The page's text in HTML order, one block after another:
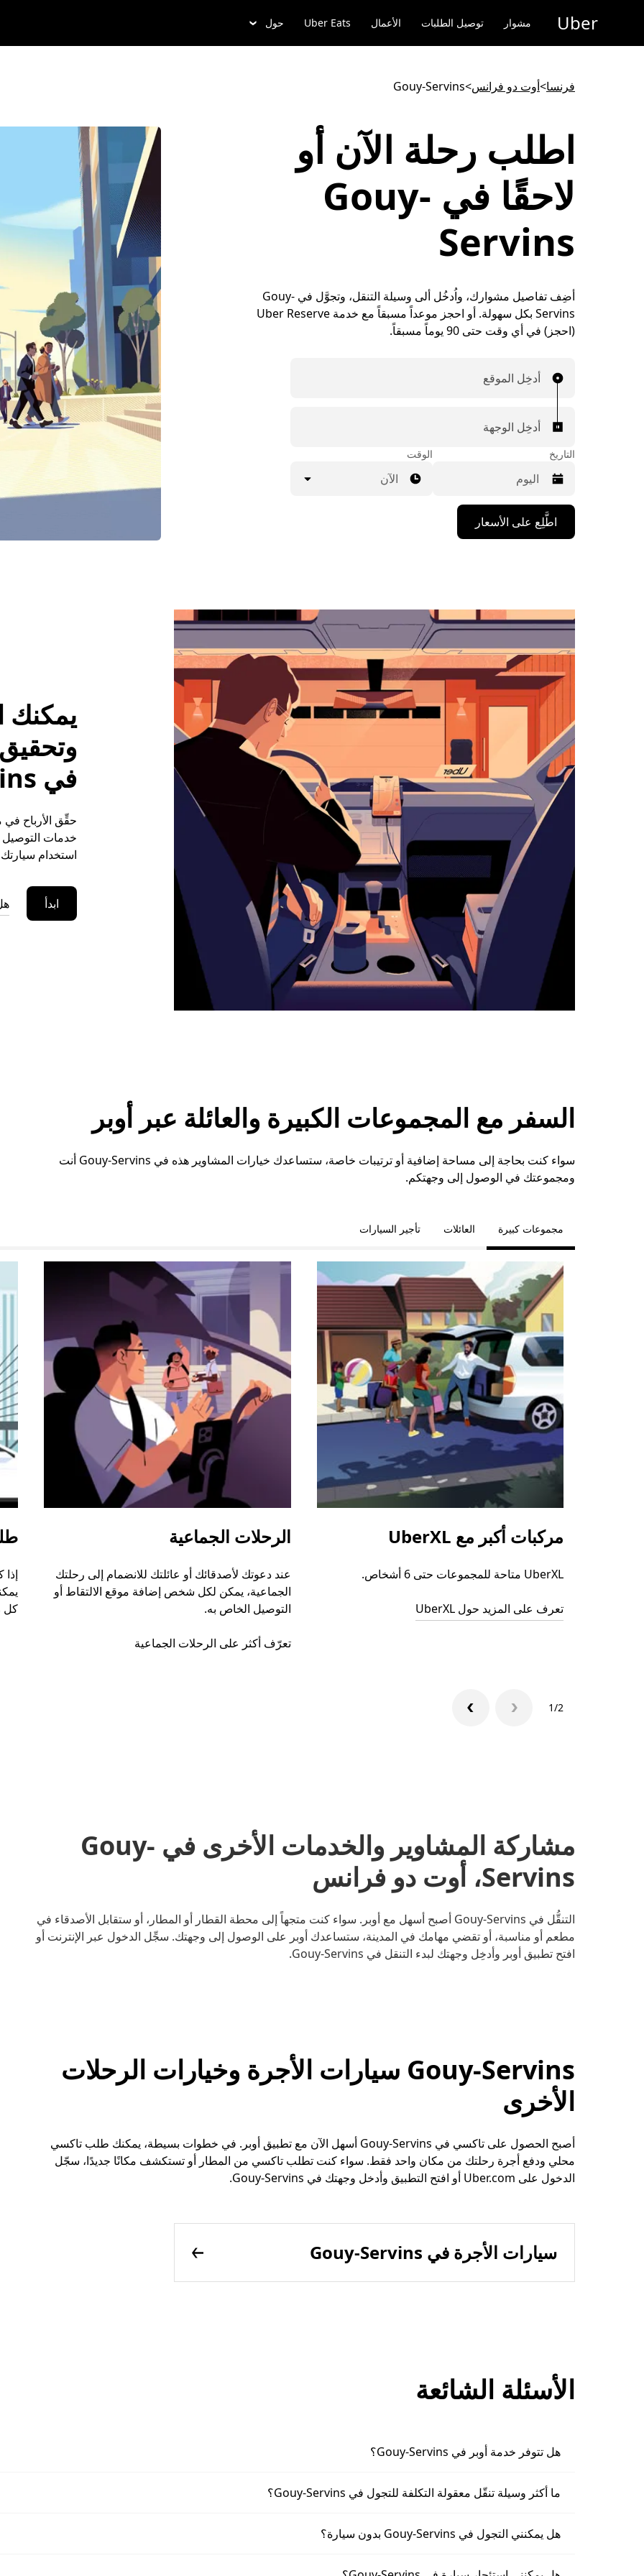
المحتوى
Uber مشوار توصيل الطلبات الأعمال Uber Eats حول
فرنسا>أوت دو فرانس>
Gouy-Servins
اطلب رحلة الآن أو
لاحقًا في Gouy-
Servins
أضِف تفاصيل مشوارك، واُدخُل ألى وسيلة التنقل، وتجوَّل في Gouy-
Servins بكل سهولة. أو احجز موعداً مسبقاً مع خدمة Uber Reserve
(احجز) في أي وقت حتى 90 يوماً مسبقاً.
أدخِل الموقع
أدخِل الوجهة
التاريخ
اضغط
على
مفتاح
التقويم
واختيار
اضغط
زر
الخروج
التقويم.
الوقت
الآن
اطَّلِع على الأسعار
يمكنك
في Gouy-Servins
خدمات التوصيل
استخدام
ابدأ
السفر مع المجموعات الكبيرة والعائلة عبر أوبر
سواء كنت بحاجة إلى مساحة إضافية أو ترتيبات خاصة، ستساعدك خيارات المشاوير هذه في Gouy-Servins أنت
ومجموعتك في الوصول إلى وجهتكم.
مجموعات كبيرة العائلات تأجير السيارات
مركبات أكبر مع UberXL
UberXL متاحة للمجموعات حتى 6 أشخاص.
تعرف على المزيد حول UberXL
الرحلات الجماعية
عند دعوتك لأصدقائك أو عائلتك للانضمام إلى رحلتك
الجماعية، يمكن لكل شخص إضافة موقع الالتقاط أو
التوصيل الخاص به.
تعرّف أكثر على الرحلات الجماعية
كل
1/2
مشاركة المشاوير والخدمات الأخرى في Gouy-
Servins، أوت دو فرانس
التنقُّل في Gouy-Servins أصبح أسهل مع أوبر. سواء كنت متجهاً إلى محطة القطار أو المطار، أو ستقابل الأصدقاء في
مطعم أو مناسبة، أو تقضي مهامك في المدينة، ستساعدك أوبر على الوصول إلى وجهتك. سجِّل الدخول عبر الإنترنت أو
افتح تطبيق أوبر وأدخِل وجهتك لبدء التنقل في Gouy-Servins.
Gouy-Servins سيارات الأجرة وخيارات الرحلات
الأخرى
أصبح الحصول على تاكسي في Gouy-Servins أسهل الآن مع تطبيق أوبر. في خطوات بسيطة، يمكنك طلب تاكسي
محلي ودفع أجرة رحلتك من مكان واحد فقط. سواء كنت تطلب تاكسي من المطار أو تستكشف مكانًا جديدًا، سجّل
الدخول على Uber.com أو افتح التطبيق وأدخل وجهتك في Gouy-Servins.
سيارات الأجرة في Gouy-Servins
الأسئلة الشائعة
هل تتوفر خدمة أوبر في Gouy-Servins؟
ما أكثر وسيلة تنقّل معقولة التكلفة للتجول في Gouy-Servins؟
هل يمكنني التجول في Gouy-Servins بدون سيارة؟